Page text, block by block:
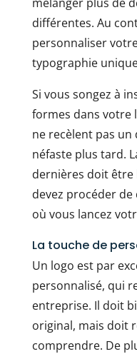
différentes. Au
personnaliser
typographie
Si vous songez à
formes dans votre
ne recèlent pas
néfaste plus tard.
dernières doit être
devez procéder
où vous lancez
La touche de
Un logo est par
personnalisé, qui
entreprise. Il doit
original, mais doit
comprendre. De